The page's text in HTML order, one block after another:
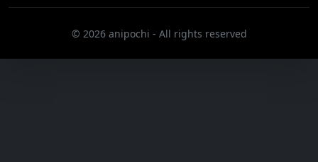
© 2026 anipochi - All rights reserved